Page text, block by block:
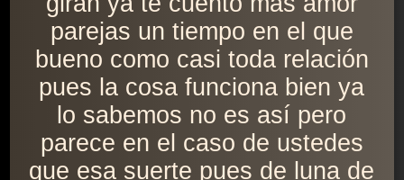
parejas un tiempo en el que
bueno como casi toda relación
pues la cosa funciona bien ya
lo sabemos no es así pero
parece en el caso de ustedes
que esa suerte pues de luna de